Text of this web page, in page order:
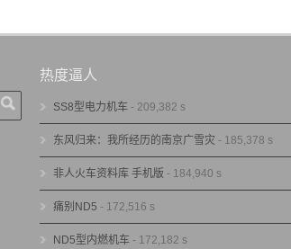
热度逼人
SS8型电力机车 - 209,382 s
东风归来：我所经历的南京广雪灾 - 185,378 s
非人火车资料库 手机版 - 184,940 s
痛别ND5 - 172,516 s
ND5型内燃机车 - 172,182 s